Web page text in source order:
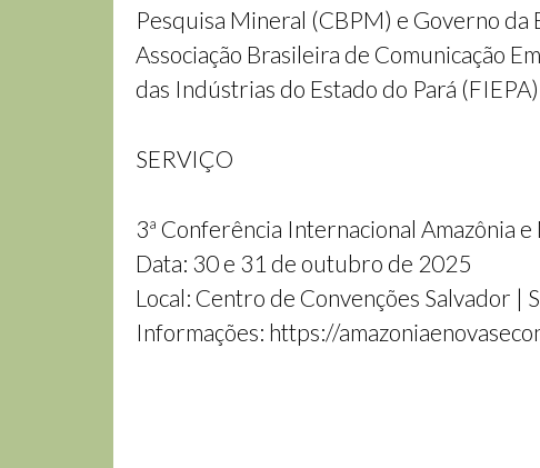
Pesquisa Mineral (CBPM) e Governo da
Associação Brasileira de Comunicação
das Indústrias do Estado do Pará
SERVIÇO
3ª Conferência Internacional Amazônia e
Data: 30 e 31 de outubro de 2025
Local: Centro de Convenções Salvador |
Informações: https://